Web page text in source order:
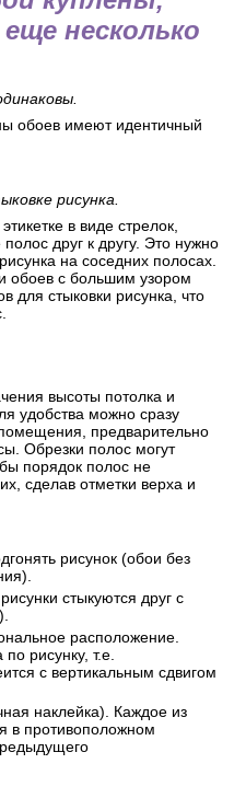
несколько
обоев имеют идентичный
рисунка.
в виде стрелок,
друг к другу. Это нужно
на соседних полосах.
обоев с большим узором
для стыковки рисунка, что
высоты потолка и
удобства можно сразу
предварительно
Обрезки полос могут
порядок полос не
сделав отметки верха и
рисунок (обои без
стыкуются друг с
расположение.
рисунку, т.е.
с вертикальным сдвигом
наклейка). Каждое из
в противоположном